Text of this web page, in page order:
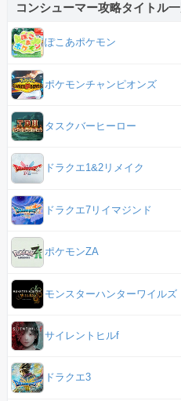
コンシューマー攻略タイトル
ぽこあポケモン
ポケモンチャンピオンズ
タスクバーヒーロー
ドラクエ1&2リメイク
ドラクエ7リイマジンド
ポケモンZA
モンスターハンターワイルズ
サイレントヒルf
ドラクエ3